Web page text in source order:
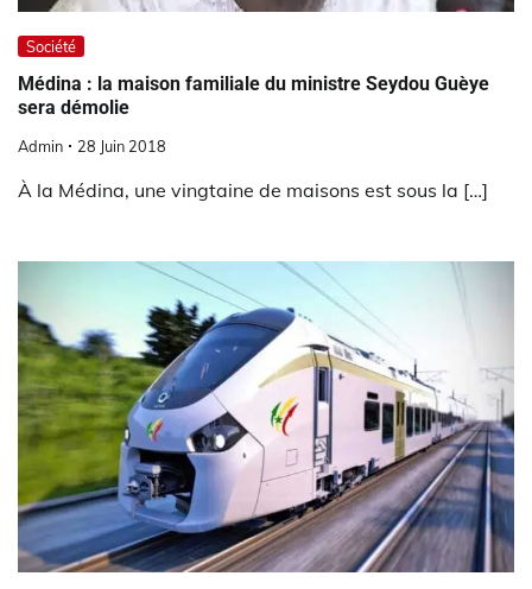
Société
Médina : la maison familiale du ministre Seydou Guèye
sera démolie
Admin 28 Juin 2018
À la Médina, une vingtaine de maisons est sous la […]